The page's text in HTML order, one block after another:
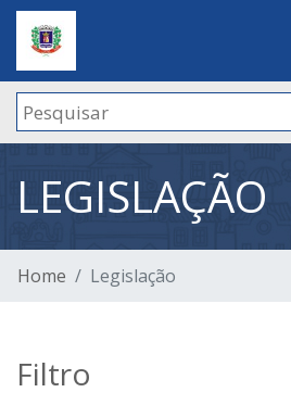
LEGISLAÇÃO
Home Legislação
Filtro